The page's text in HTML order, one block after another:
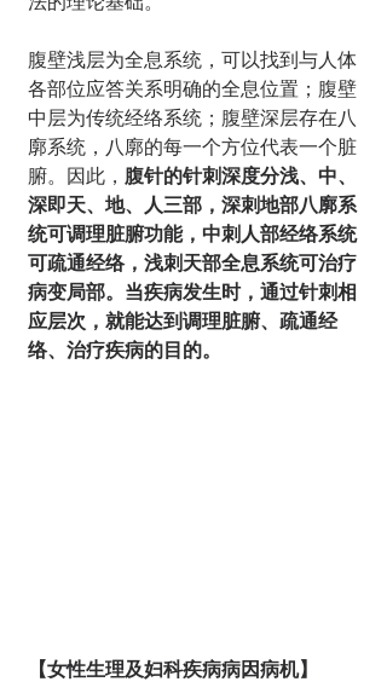
腹壁浅层为全息系统，可以找到与人体
各部位应答关系明确的全息位置；腹壁
中层为传统经络系统；腹壁深层存在八
廓系统，八廓的每一个方位代表一个脏
腑。因此， 腹针的针刺深度分浅、中、
深即天、地、人三部，深刺地部八廓系
统可调理脏腑功能，中刺人部经络系统
可疏通经络，浅刺天部全息系统可治疗
病变局部。当疾病发生时，通过针刺相
应层次，就能达到调理脏腑、疏通经
络、治疗疾病的目的。
【女性生理及妇科疾病病因病机】